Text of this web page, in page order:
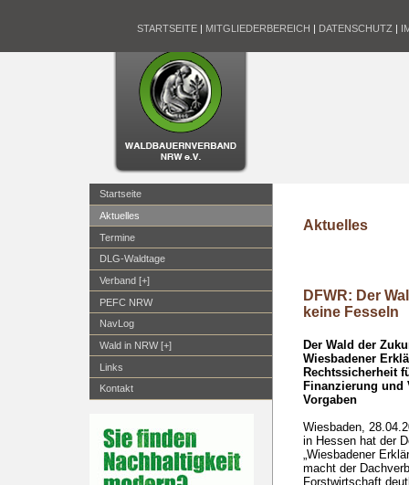
STARTSEITE | MITGLIEDERBEREICH | DATENSCHUTZ |
Startseite
Aktuelles
Termine
DLG-Waldtage
Verband [+]
PEFC NRW
NavLog
Wald in NRW [+]
Links
Kontakt
Aktuelles
DFWR: Der
keine Fesseln
Der Wald der
Wiesbadener
Rechtssicherheit
Finanzierung und
Vorgaben
Wiesbaden,
in Hessen hat der
„Wiesbadener
macht der
Forstwirtschaft